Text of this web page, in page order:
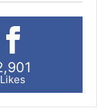
Likes